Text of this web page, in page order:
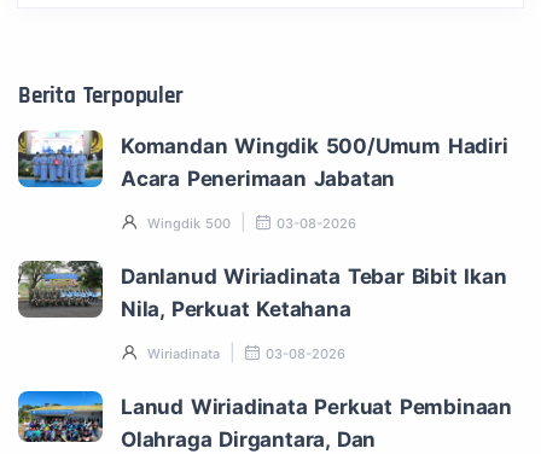
Berita Terpopuler
Komandan Wingdik 500/Umum Hadiri
Acara Penerimaan Jabatan
Wingdik 500 03-08-2026
Danlanud Wiriadinata Tebar Bibit Ikan
Nila, Perkuat Ketahana
Wiriadinata 03-08-2026
Lanud Wiriadinata Perkuat Pembinaan
Olahraga Dirgantara, Dan